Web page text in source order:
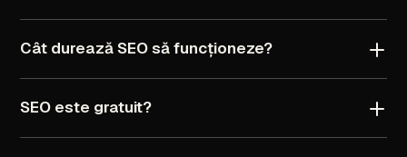
Cât dureazăSEOsăfuncționeze?
SEO este gratuit?